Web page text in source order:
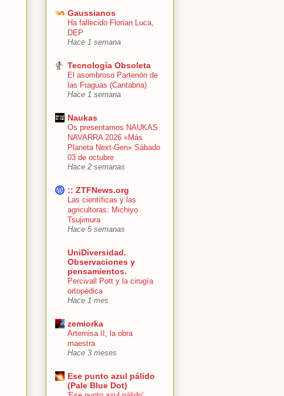
Gaussianos
Ha fallecido Florian Luca,
DEP
Hace 1 semana
Tecnología Obsoleta
El asombroso Partenón de
las Fraguas (Cantabria)
Hace 1 semana
Naukas
Os presentamos NAUKAS
NAVARRA 2026 «Más
Planeta Next-Gen» Sábado
03 de octubre
Hace 2 semanas
:: ZTFNews.org
Las científicas y las
agricultoras: Michiyo
Tsujimura
Hace 5 semanas
UniDiversidad.
Observaciones y
pensamientos.
Percivall Pott y la cirugía
ortopédica
Hace 1 mes
zemiorka
Artemisa II, la obra
maestra
Hace 3 meses
Ese punto azul pálido
(Pale Blue Dot)